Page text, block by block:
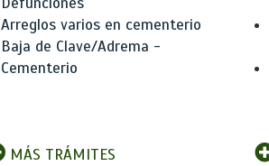
Arreglos varios en cementerio
Baja de Clave/Adrema -
Cementerio
MÁS TRÁMITES